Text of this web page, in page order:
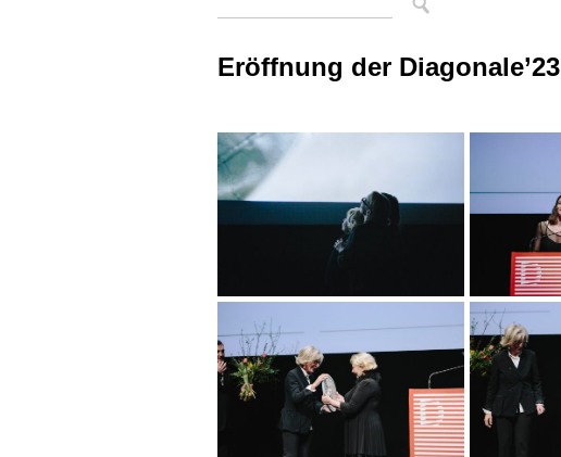
Eröffnung der Diagonale’23